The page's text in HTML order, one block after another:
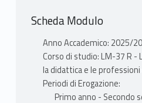
Scheda Modulo
Anno Accademico: 2025/
Corso di studio: LM-37 R
la didattica e le
Periodi di Erogazione:
Primo anno - Secondo